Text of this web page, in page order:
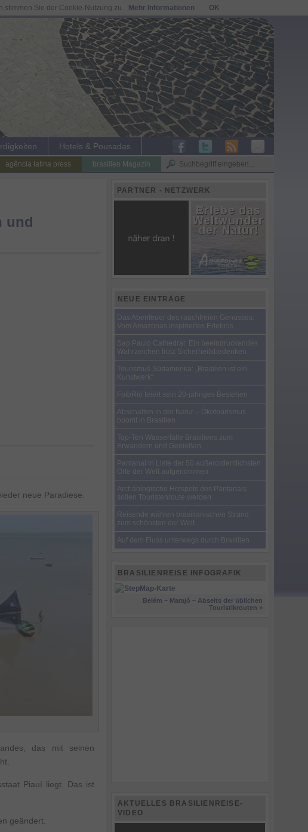
Hotels & Pousadas
brasilien Magazin
agência latina press
und
neue Paradiese.
das mit seinen
Piauí liegt. Das ist
geändert.
PARTNER - NETZWERK
NEUE EINTRÄGE
Das Abenteuer des rauchfreien Genusses:
Vom Amazonas inspiriertes Erlebnis
Sao Paulo Cathedral: Ein beeindruckendes
Wahrzeichen trotz Sicherheitsbedenken
Tourismus Südamerika: „Brasilien ist ein
Kunstwerk“
FotoRio feiert sein 20-jähriges Bestehen
Abschalten in der Natur – Ökotourismus
boomt in Brasilien
Top-Ten Wasserfälle Brasiliens zum
Erwandern und Genießen
Pantanal in Liste der 50 außerordentlichsten
Orte der Welt aufgenommen
Archäologische Hotspots des Pantanals
sollen Touristenroute werden
Reisende wählen brasilianischen Strand
zum schönsten der Welt
Auf dem Fluss unterwegs durch Brasilien
BRASILIENREISE INFOGRAFIK
Belém – Marajó – Abseits der üblichen
Touristikrouten »
AKTUELLES BRASILIENREISE-
VIDEO
stimmen Sie der Cookie-Nutzung zu. Mehr Informationen OK